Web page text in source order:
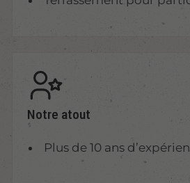
Notre atout
Plus de 10 ans